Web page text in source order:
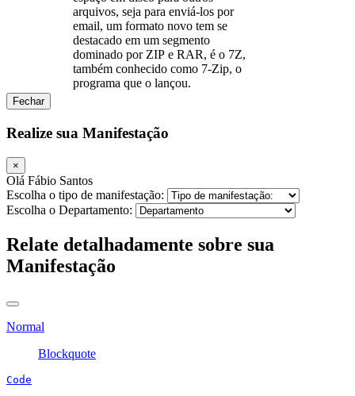
arquivos, seja para enviá-los por
email, um formato novo tem se
destacado em um segmento
dominado por ZIP e RAR, é o 7Z,
também conhecido como 7-Zip, o
programa que o lançou.
Fechar
Realize sua Manifestação
×
Olá Fábio Santos
Escolha o tipo de manifestação:
Escolha o Departamento:
Relate detalhadamente sobre sua
Manifestação
Normal
Blockquote
Code